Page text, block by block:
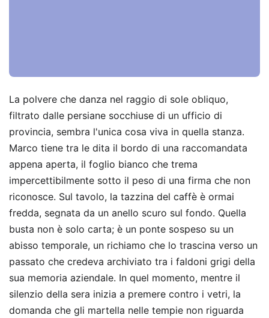
La polvere che danza nel raggio di sole obliquo,
filtrato dalle persiane socchiuse di un ufficio di
provincia, sembra l'unica cosa viva in quella stanza.
Marco tiene tra le dita il bordo di una raccomandata
appena aperta, il foglio bianco che trema
impercettibilmente sotto il peso di una firma che non
riconosce. Sul tavolo, la tazzina del caffè è ormai
fredda, segnata da un anello scuro sul fondo. Quella
busta non è solo carta; è un ponte sospeso su un
abisso temporale, un richiamo che lo trascina verso un
passato che credeva archiviato tra i faldoni grigi della
sua memoria aziendale. In quel momento, mentre il
silenzio della sera inizia a premere contro i vetri, la
domanda che gli martella nelle tempie non riguarda